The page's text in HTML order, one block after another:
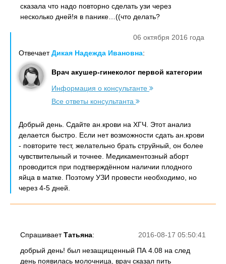
сказала что надо повторно сделать узи через
несколько дней!я в панике…((что делать?
06 октября 2016 года
ОтвечаетДикая Надежда Ивановна:
Врач акушер-гинеколог первой категории
Информация о консультанте
Все ответы консультанта
Добрый день. Сдайте ан.крови на ХГЧ. Этот анализ
делается быстро. Если нет возможности сдать ан.крови
- повторите тест, желательно брать струйный, он более
чувствительный и точнее. Медикаментозный аборт
проводится при подтверждённом наличии плодного
яйца в матке. Поэтому УЗИ провести необходимо, но
через 4-5 дней.
2016-08-17 05:50:41
СпрашиваетТатьяна:
добрый день! был незащищенный ПА 4.08 на след
день появилась молочница, врач сказал пить